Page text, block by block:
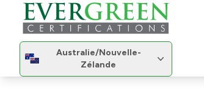
Changer de région
Australie/Nouvelle-
Zélande